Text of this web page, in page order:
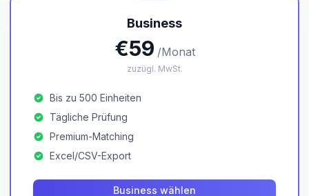
Business
€59 /Monat
zuzügl. MwSt.
Bis zu 500 Einheiten
Tägliche Prüfung
Premium-Matching
Excel/CSV-Export
Business wählen